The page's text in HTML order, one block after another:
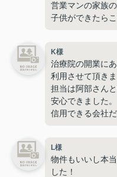
営業マンの家族
子供ができたら
また機会があっ
K様
治療院の開業に
利用させて頂きま
担当は阿部さん
安心できました。
信用できる会社だ
L様
物件もいいし本
した！